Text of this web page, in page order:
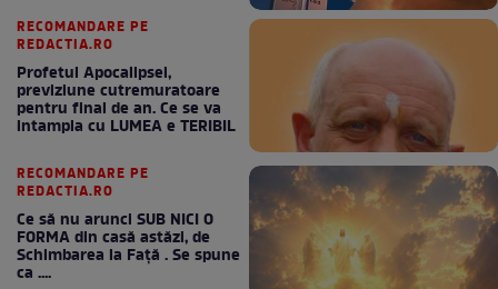
RECOMANDARE PE
REDACTIA.RO
Profetul Apocalipsei,
previziune cutremuratoare
pentru final de an. Ce se va
intampla cu LUMEA e TERIBIL
RECOMANDARE PE
REDACTIA.RO
Ce să nu arunci SUB NICI O
FORMA din casă astăzi, de
Schimbarea la Față . Se spune
ca ....